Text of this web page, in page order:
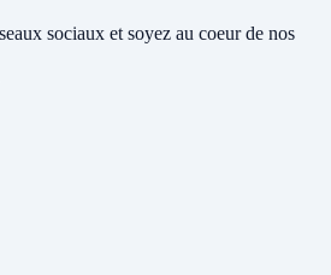
sociaux et soyez au coeur de nos